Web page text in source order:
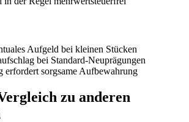
Aufgeld bei kleinen Stücken
bei Standard-Neuprägungen
erfordert sorgsame Aufbewahrung
zu anderen